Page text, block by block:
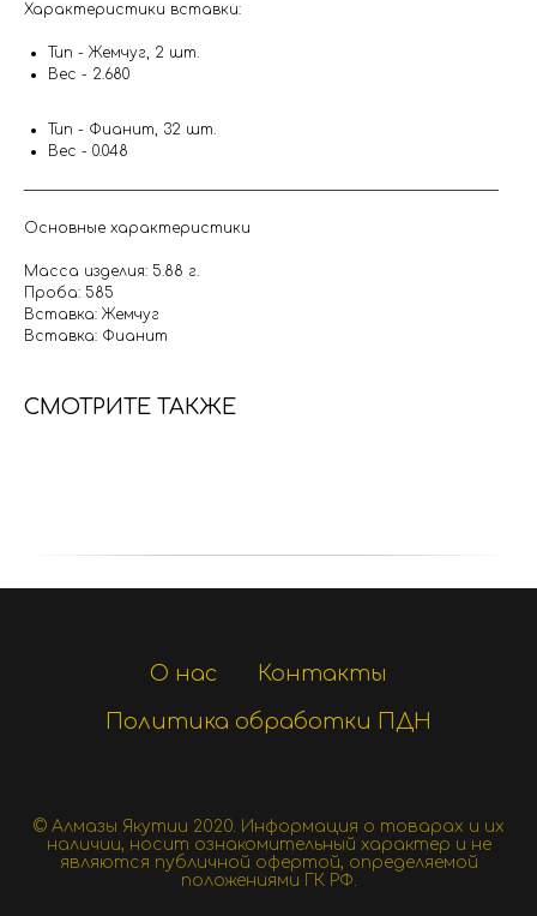
Характеристики вставки:
Тип - Жемчуг, 2 шт.
Вес - 2.680
Тип - Фианит, 32 шт.
Вес - 0.048
Основные характеристики
Масса изделия: 5.88 г.
Проба: 585
Вставка: Жемчуг
Вставка: Фианит
СМОТРИТЕ ТАКЖЕ
О нас
Контакты
Политика обработки ПДН
© Алмазы Якутии 2020. Информация о товарах и их
наличии, носит ознакомительный характер и не
являются публичной офертой, определяемой
положениями ГК РФ.